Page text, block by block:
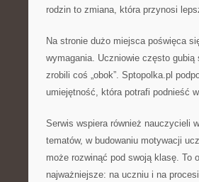
rodzin to zmiana, która przynosi
Na stronie dużo miejsca poświęca
wymagania. Uczniowie często
zrobili coś „obok”. Sptopolka.pl
umiejętność, która potrafi podnieść
Serwis wspiera również nauczycieli
tematów, w budowaniu motywacji
może rozwinąć pod swoją klasę.
najważniejsze: na uczniu i na